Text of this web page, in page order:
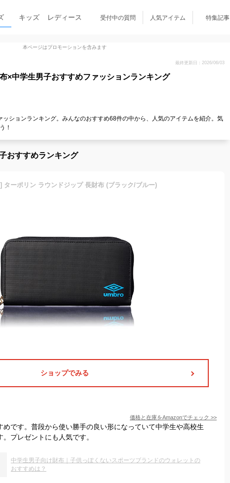
キッズ レディース 受付中の質問 人気アイテム 特集記事
本ページはプロモーションを含みます
最終更新日：2026/06/03
布×中学生男子おすすめファッションランキング
ッションランキング。みんなのおすすめ68件の中から、人気のアイテムを紹介。気
！
おすすめランキング
ターポリン ラウンドジップ 長財布 (ブラック/ブルー)
ショップでみる
価格と在庫をAmazonでチェック >>
めです。普段から使い勝手の良い形になっていて中学生や高校生
プレゼントにも人気です。
中学生男子向け財布｜子供っぽくないスポーツブランドのウォレットの
おすすめは？